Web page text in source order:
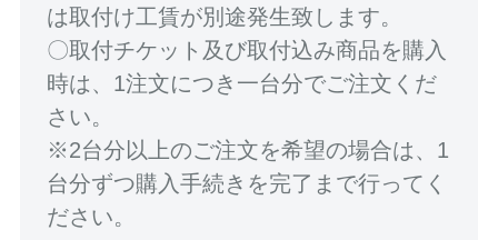
は取付け工賃が別途発生致します。
〇取付チケット及び取付込み商品を購入
時は、1注文につき一台分でご注文くだ
さい。
※2台分以上のご注文を希望の場合は、1
台分ずつ購入手続きを完了まで行ってく
ださい。